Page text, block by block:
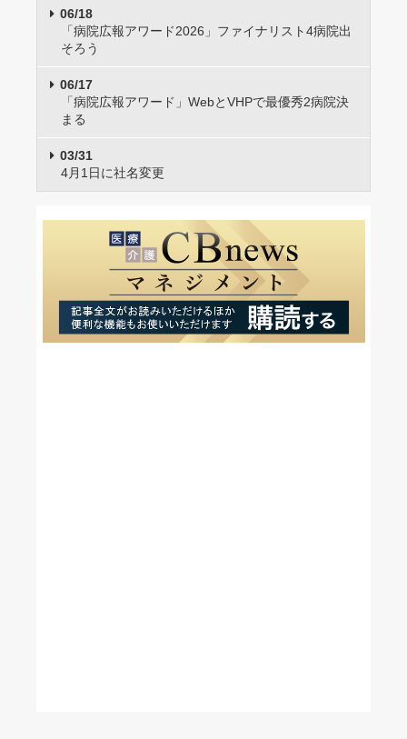
06/18
「病院広報アワード2026」ファイナリスト4病院出
そろう
06/17
「病院広報アワード」WebとVHPで最優秀2病院決
まる
03/31
4月1日に社名変更